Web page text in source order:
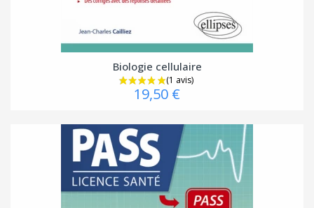
Biologie cellulaire
19,50 €